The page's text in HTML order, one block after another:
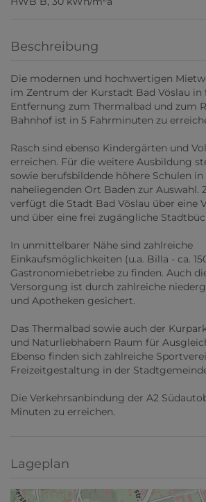
Beschreibung
Die modernen und hochwertigen
im Zentrum der Kurstadt Bad Vöslau in
Entfernung zum Thermalbad und zum
Bahnhof ist in 5 Fahrminuten zu
Rasch sind ebenso Kindergärten und
erreichen. Für die weitere Ausbildung
sowie berufsbildende höhere Schulen in
naheliegenden Ort Baden zur Auswahl.
verfügt die Stadt Bad Vöslau über eine
und über eine frei zugängliche
In unmittelbarer Nähe sind zahlreiche
Einkaufsmöglichkeiten (u.a. Billa - ca.
Gastronomiebetriebe zu finden. Auch
Versorgung ist durch zahlreiche
und Apotheken gesichert.
Das Thermalbad sowie auch der
und Naturliebhabern Raum für
Ebenso finden sich zahlreiche
Freizeitgestaltung in der
Die Verkehrsanbindung der A2
Minuten zu erreichen.
Lageplan